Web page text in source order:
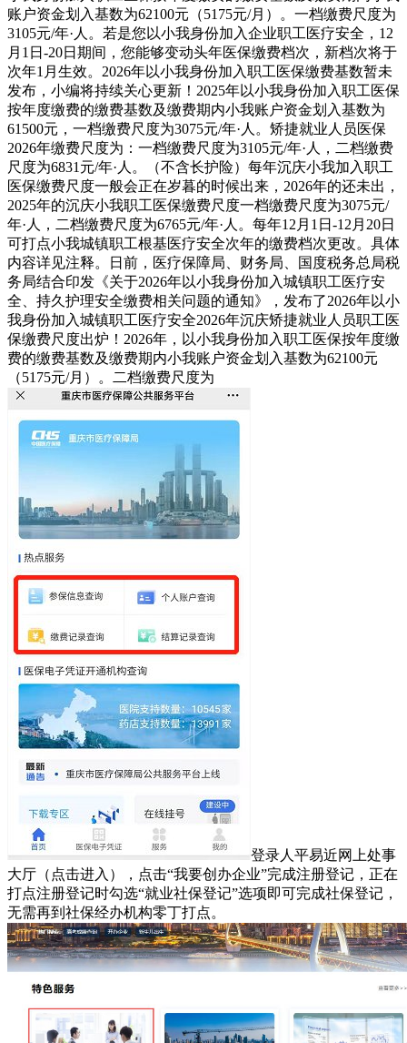
账户资金划入基数为62100元（5175元/月）。一档缴费尺度为
3105元/年·人。若是您以小我身份加入企业职工医疗安全，12
月1日-20日期间，您能够变动头年医保缴费档次，新档次将于
次年1月生效。2026年以小我身份加入职工医保缴费基数暂未
发布，小编将持续关心更新！2025年以小我身份加入职工医保
按年度缴费的缴费基数及缴费期内小我账户资金划入基数为
61500元，一档缴费尺度为3075元/年·人。矫捷就业人员医保
2026年缴费尺度为：一档缴费尺度为3105元/年·人，二档缴费
尺度为6831元/年·人。（不含长护险）每年沉庆小我加入职工
医保缴费尺度一般会正在岁暮的时候出来，2026年的还未出，
2025年的沉庆小我职工医保缴费尺度一档缴费尺度为3075元/
年·人，二档缴费尺度为6765元/年·人。每年12月1日-12月20日
可打点小我城镇职工根基医疗安全次年的缴费档次更改。具体
内容详见注释。日前，医疗保障局、财务局、国度税务总局税
务局结合印发《关于2026年以小我身份加入城镇职工医疗安
全、持久护理安全缴费相关问题的通知》，发布了2026年以小
我身份加入城镇职工医疗安全2026年沉庆矫捷就业人员职工医
保缴费尺度出炉！2026年，以小我身份加入职工医保按年度缴
费的缴费基数及缴费期内小我账户资金划入基数为62100元
（5175元/月）。二档缴费尺度为
登录人平易近网上处事
大厅（点击进入），点击“我要创办企业”完成注册登记，正在
打点注册登记时勾选“就业社保登记”选项即可完成社保登记，
无需再到社保经办机构零丁打点。